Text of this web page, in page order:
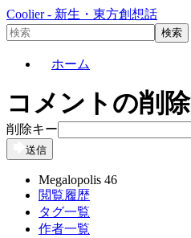
Coolier - 新生・東方創想話
ホーム
コメントの削除
削除キー
送信
Megalopolis 46
閲覧履歴
タグ一覧
作者一覧